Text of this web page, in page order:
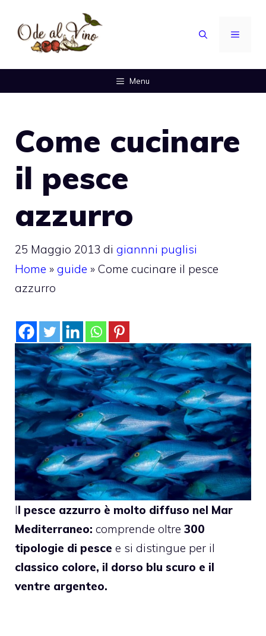
contenuto
MENU
Menu
Come cucinare
il pesce
azzurro
25 Maggio 2013 di giannni puglisi
Home » guide » Come cucinare il pesce
azzurro
Il pesce azzurro è molto diffuso nel Mar
Mediterraneo: comprende oltre 300
tipologie di pesce e si distingue per il
classico colore, il dorso blu scuro e il
ventre argenteo.